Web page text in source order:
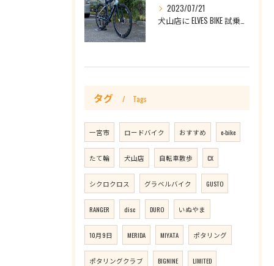
2023/07/21
タグ Tags
一宮市 ロードバイク おすすめ e-bike
たて輪 犬山店 自転車散歩 CX
シクロクロス グラベルバイク GUSTO
RANGER disc DURO いぬやま
10月9日 MERIDA MIYATA ポタリング
ポタリングクラブ BIGNINE LIMITED